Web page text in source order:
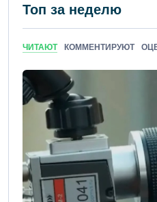
Топ за неделю
ЧИТАЮТ КОММЕНТИРУЮТ